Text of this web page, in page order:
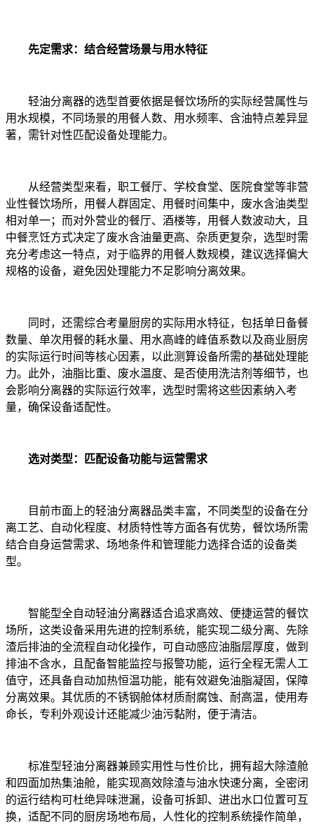
先定需求：结合经营场景与用水特征
轻油分离器的选型首要依据是餐饮场所的实际经营属性与
用水规模，不同场景的用餐人数、用水频率、含油特点差异显
著，需针对性匹配设备处理能力。
从经营类型来看，职工餐厅、学校食堂、医院食堂等非营
业性餐饮场所，用餐人群固定、用餐时间集中，废水含油类型
相对单一；而对外营业的餐厅、酒楼等，用餐人数波动大，且
中餐烹饪方式决定了废水含油量更高、杂质更复杂，选型时需
充分考虑这一特点，对于临界的用餐人数规模，建议选择偏大
规格的设备，避免因处理能力不足影响分离效果。
同时，还需综合考量厨房的实际用水特征，包括单日备餐
数量、单次用餐的耗水量、用水高峰的峰值系数以及商业厨房
的实际运行时间等核心因素，以此测算设备所需的基础处理能
力。此外，油脂比重、废水温度、是否使用洗洁剂等细节，也
会影响分离器的实际运行效率，选型时需将这些因素纳入考
量，确保设备适配性。
选对类型：匹配设备功能与运营需求
目前市面上的轻油分离器品类丰富，不同类型的设备在分
离工艺、自动化程度、材质特性等方面各有优势，餐饮场所需
结合自身运营需求、场地条件和管理能力选择合适的设备类
型。
智能型全自动轻油分离器适合追求高效、便捷运营的餐饮
场所，这类设备采用先进的控制系统，能实现二级分离、先除
渣后排油的全流程自动化操作，可自动感应油脂层厚度，做到
排油不含水，且配备智能监控与报警功能，运行全程无需人工
值守，还具备自动加热恒温功能，能有效避免油脂凝固，保障
分离效果。其优质的不锈钢舱体材质耐腐蚀、耐高温，使用寿
命长，专利外观设计还能减少油污黏附，便于清洁。
标准型轻油分离器兼顾实用性与性价比，拥有超大除渣舱
和四面加热集油舱，能实现高效除渣与油水快速分离，全密闭
的运行结构可杜绝异味泄漏，设备可拆卸、进出水口位置可互
换，适配不同的厨房场地布局，人性化的控制系统操作简单，